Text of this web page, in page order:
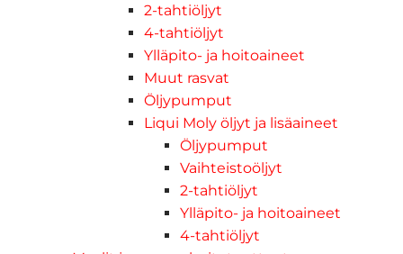
2-tahtiöljyt
4-tahtiöljyt
Ylläpito- ja hoitoaineet
Muut rasvat
Öljypumput
Liqui Moly öljyt ja lisäaineet
Öljypumput
Vaihteistoöljyt
2-tahtiöljyt
Ylläpito- ja hoitoaineet
4-tahtiöljyt